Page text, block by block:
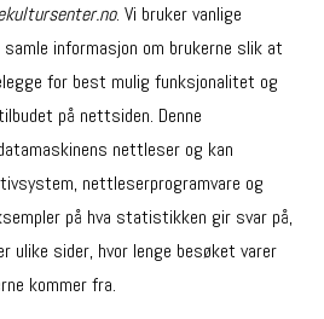
. Vi bruker vanlige
informasjon om brukerne slik at
for best mulig funksjonalitet og
på nettsiden. Denne
nettleser og kan
nettleserprogramvare og
på hva statistikken gir svar på,
ulike sider, hvor lenge besøket varer
kommer fra.